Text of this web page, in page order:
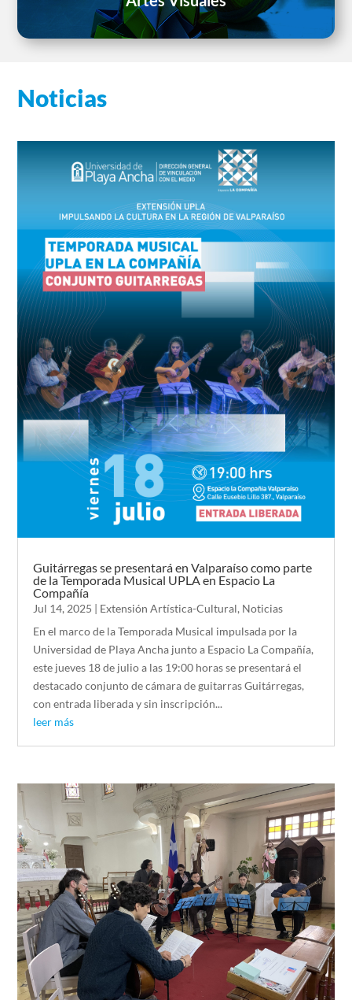
Noticias
Guitárregas se presentará en Valparaíso como parte
de la Temporada Musical UPLA en Espacio La
Compañía
Jul 14, 2025 | Extensión Artística-Cultural, Noticias
En el marco de la Temporada Musical impulsada por la
Universidad de Playa Ancha junto a Espacio La Compañía,
este jueves 18 de julio a las 19:00 horas se presentará el
destacado conjunto de cámara de guitarras Guitárregas,
con entrada liberada y sin inscripción...
leer más